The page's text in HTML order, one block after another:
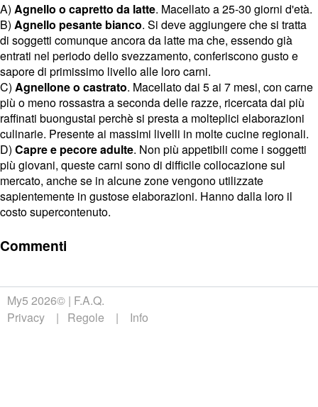
A) Agnello o capretto da latte. Macellato a 25-30 giorni d'età.
B) Agnello pesante bianco. Si deve aggiungere che si tratta
di soggetti comunque ancora da latte ma che, essendo già
entrati nel periodo dello svezzamento, conferiscono gusto e
sapore di primissimo livello alle loro carni.
C) Agnellone o castrato. Macellato dai 5 ai 7 mesi, con carne
più o meno rossastra a seconda delle razze, ricercata dai più
raffinati buongustai perchè si presta a molteplici elaborazioni
culinarie. Presente ai massimi livelli in molte cucine regionali.
D) Capre e pecore adulte. Non più appetibili come i soggetti
più giovani, queste carni sono di difficile collocazione sul
mercato, anche se in alcune zone vengono utilizzate
sapientemente in gustose elaborazioni. Hanno dalla loro il
costo supercontenuto.
Commenti
My5 2026© F.A.Q.
Privacy
Regole Info